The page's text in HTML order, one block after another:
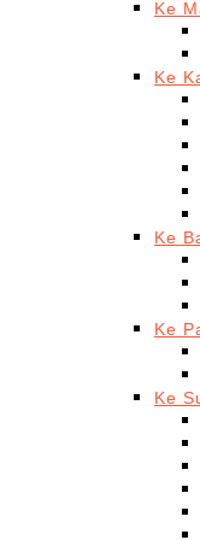
Ke
Ke
Ke
Ke
Ke